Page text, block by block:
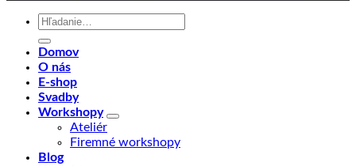
Hľadať:
Domov
O nás
E-shop
Svadby
Workshopy
Ateliér
Firemné workshopy
Blog